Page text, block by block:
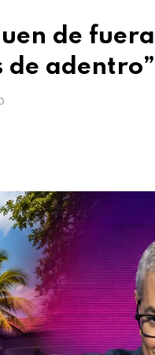
de
de adentro”